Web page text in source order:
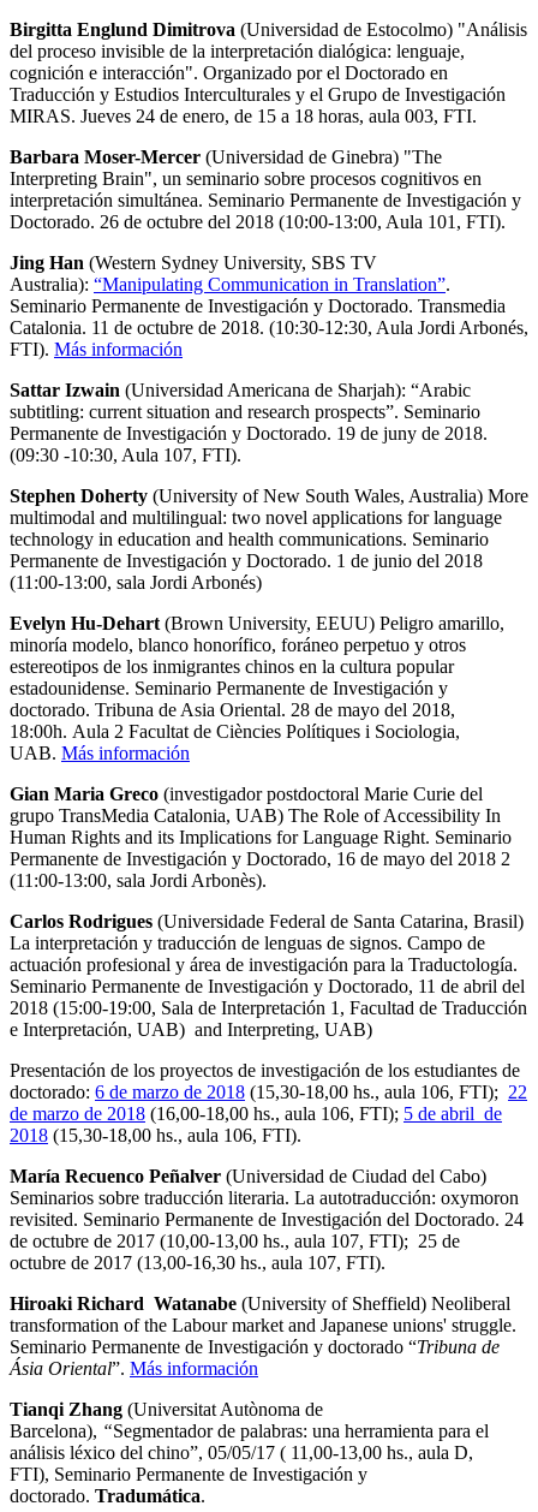
Birgitta Englund Dimitrova (Universidad de Estocolmo) "Análisis
del proceso invisible de la interpretación dialógica: lenguaje,
cognición e interacción". Organizado por el Doctorado en
Traducción y Estudios Interculturales y el Grupo de Investigación
MIRAS. Jueves 24 de enero, de 15 a 18 horas, aula 003, FTI.
Barbara Moser-Mercer (Universidad de Ginebra) "The
Interpreting Brain", un seminario sobre procesos cognitivos en
interpretación simultánea. Seminario Permanente de Investigación y
Doctorado. 26 de octubre del 2018 (10:00-13:00, Aula 101, FTI).
Jing Han (Western Sydney University, SBS TV
Australia): “Manipulating Communication in Translation”.
Seminario Permanente de Investigación y Doctorado. Transmedia
Catalonia. 11 de octubre de 2018. (10:30-12:30, Aula Jordi Arbonés,
FTI). Más información
Sattar Izwain (Universidad Americana de Sharjah): “Arabic
subtitling: current situation and research prospects”. Seminario
Permanente de Investigación y Doctorado. 19 de juny de 2018.
(09:30 -10:30, Aula 107, FTI).
Stephen Doherty (University of New South Wales, Australia) More
multimodal and multilingual: two novel applications for language
technology in education and health communications. Seminario
Permanente de Investigación y Doctorado. 1 de junio del 2018
(11:00-13:00, sala Jordi Arbonés)
Evelyn Hu-Dehart (Brown University, EEUU) Peligro amarillo,
minoría modelo, blanco honorífico, foráneo perpetuo y otros
estereotipos de los inmigrantes chinos en la cultura popular
estadounidense. Seminario Permanente de Investigación y
doctorado. Tribuna de Asia Oriental. 28 de mayo del 2018,
18:00h. Aula 2 Facultat de Ciències Polítiques i Sociologia,
UAB. Más información
Gian Maria Greco (investigador postdoctoral Marie Curie del
grupo TransMedia Catalonia, UAB) The Role of Accessibility In
Human Rights and its Implications for Language Right. Seminario
Permanente de Investigación y Doctorado, 16 de mayo del 2018 2
(11:00-13:00, sala Jordi Arbonès).
Carlos Rodrigues (Universidade Federal de Santa Catarina, Brasil)
La interpretación y traducción de lenguas de signos. Campo de
actuación profesional y área de investigación para la Traductología.
Seminario Permanente de Investigación y Doctorado, 11 de abril del
2018 (15:00-19:00, Sala de Interpretación 1, Facultad de Traducción
e Interpretación, UAB) and Interpreting, UAB)
Presentación de los proyectos de investigación de los estudiantes de
doctorado: 6 de marzo de 2018 (15,30-18,00 hs., aula 106, FTI); 22
de marzo de 2018 (16,00-18,00 hs., aula 106, FTI); 5 de abril de
2018 (15,30-18,00 hs., aula 106, FTI).
María Recuenco Peñalver (Universidad de Ciudad del Cabo)
Seminarios sobre traducción literaria. La autotraducción: oxymoron
revisited. Seminario Permanente de Investigación del Doctorado. 24
de octubre de 2017 (10,00-13,00 hs., aula 107, FTI); 25 de
octubre de 2017 (13,00-16,30 hs., aula 107, FTI).
Hiroaki Richard Watanabe (University of Sheffield) Neoliberal
transformation of the Labour market and Japanese unions' struggle.
Seminario Permanente de Investigación y doctorado “Tribuna de
Ásia Oriental”. Más información
Tianqi Zhang (Universitat Autònoma de
Barcelona), “Segmentador de palabras: una herramienta para el
análisis léxico del chino”, 05/05/17 ( 11,00-13,00 hs., aula D,
FTI), Seminario Permanente de Investigación y
doctorado. Tradumática.